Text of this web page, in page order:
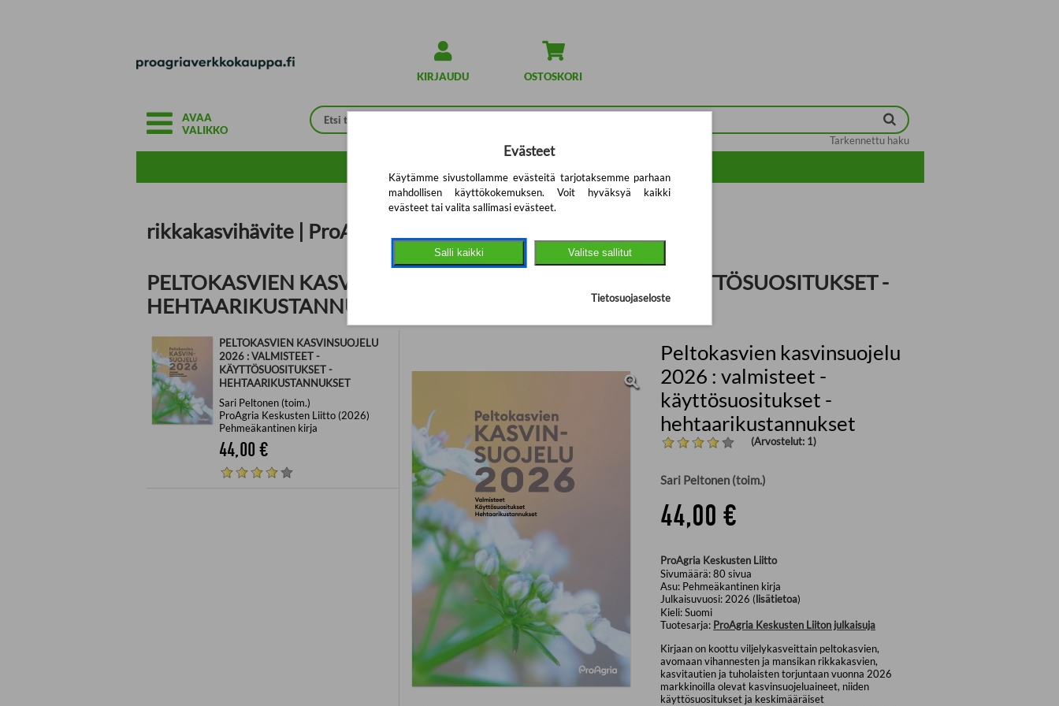
KIRJAUDU OSTOSKORI
AVAA
VALIKKO
Tarkennettu haku
rikkakasvihävite | ProAgrian verkkokauppa
PELTOKASVIEN KASVINSUOJELU 2026 : VALMISTEET - KÄYTTÖSUOSITUKSET -
HEHTAARIKUSTANNUKSET
PELTOKASVIEN KASVINSUOJELU
2026 : VALMISTEET -
KÄYTTÖSUOSITUKSET -
HEHTAARIKUSTANNUKSET
Sari Peltonen (toim.)
ProAgria Keskusten Liitto (2026)
Pehmeäkantinen kirja
44,00 €
Peltokasvien kasvinsuojelu
2026 : valmisteet -
käyttösuositukset -
hehtaarikustannukset
(Arvostelut: 1)
Sari Peltonen (toim.)
44,00 €
ProAgria Keskusten Liitto
Sivumäärä:80 sivua
Asu: Pehmeäkantinen kirja
Julkaisuvuosi: 2026 (lisätietoa)
Kieli:Suomi
Tuotesarja: ProAgria Keskusten Liiton julkaisuja
Kirjaan on koottu viljelykasveittain peltokasvien,
avomaan vihannesten ja mansikan rikkakasvien,
kasvitautien ja tuholaisten torjuntaan vuonna 2026
markkinoilla olevat kasvinsuojeluaineet, niiden
käyttösuositukset ja keskimääräiset
Evästeet
Käytämme sivustollamme evästeitä tarjotaksemme parhaan
mahdollisen käyttökokemuksen. Voit hyväksyä kaikki
evästeet tai valita sallimasi evästeet.
Salli kaikki Valitse sallitut
Tietosuojaseloste